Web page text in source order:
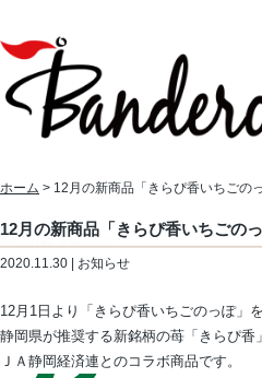
ホーム > 12月の新商品「きらぴ香いちごのっ
12月の新商品「きらぴ香いちごのっ
2020.11.30 | お知らせ
12月1日より「きらぴ香いちごのっぽ」
静岡県が推奨する新銘柄の苺「きらぴ
ＪＡ静岡経済連とのコラボ商品です。